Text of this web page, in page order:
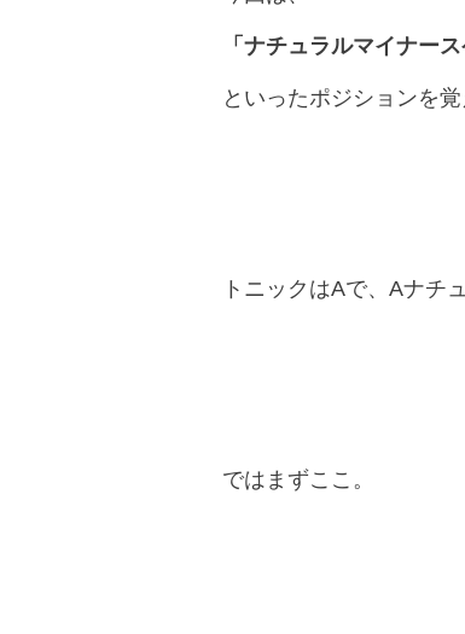
「ナチュラルマイナー
といったポジションを覚
トニックはAで、Aナチ
ではまずここ。